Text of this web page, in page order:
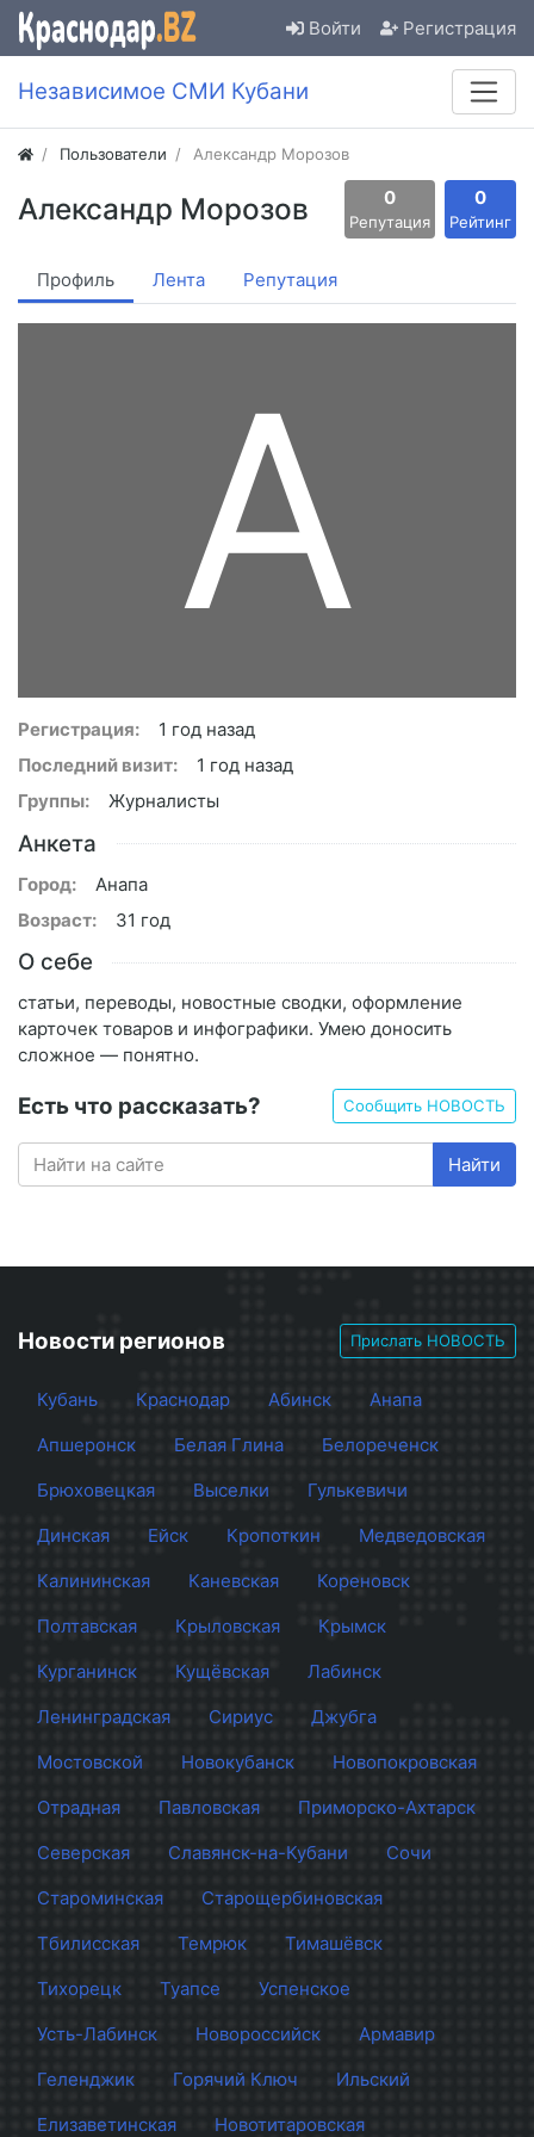
Войти Регистрация
Независимое СМИ Кубани
Пользователи Александр Морозов
Александр Морозов 0
Репутация
0
Рейтинг
Профиль Лента Репутация
А
Регистрация:
1 год назад
Последний визит:
1 год назад
Группы:
Журналисты
Анкета
Город:
Анапа
Возраст:
31 год
О себе
статьи, переводы, новостные сводки, оформление
карточек товаров и инфографики. Умею доносить
сложное — понятно.
Есть что рассказать? Сообщить НОВОСТЬ
Найти
Новости регионов Прислать НОВОСТЬ
Кубань Краснодар Абинск
Анапа
Апшеронск
Белая Глина
Белореченск
Брюховецкая
Выселки
Гулькевичи
Динская
Ейск Кропоткин
Медведовская
Калининская
Каневская
Кореновск
Полтавская
Крыловская
Крымск
Курганинск
Кущёвская
Лабинск
Ленинградская
Сириус
Джубга
Мостовской
Новокубанск
Новопокровская
Отрадная
Павловская
Приморско-Ахтарск
Северская
Славянск-на-Кубани
Сочи
Староминская
Старощербиновская
Тбилисская
Темрюк
Тимашёвск
Тихорецк
Туапсе
Успенское
Усть-Лабинск
Новороссийск
Армавир
Геленджик
Горячий Ключ
Ильский
Елизаветинская
Новотитаровская